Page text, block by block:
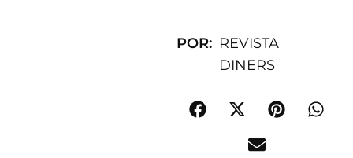
POR: REVISTA
DINERS